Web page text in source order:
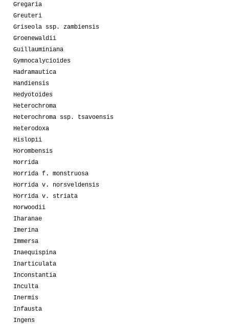
Gregaria
Greuteri
Griseola ssp. zambiensis
Groenewaldii
Guillauminiana
Gymnocalycioides
Hadramautica
Handiensis
Hedyotoides
Heterochroma
Heterochroma ssp. tsavoensis
Heterodoxa
Hislopii
Horombensis
Horrida
Horrida f. monstruosa
Horrida v. norsveldensis
Horrida v. striata
Horwoodii
Iharanae
Imerina
Immersa
Inaequispina
Inarticulata
Inconstantia
Inculta
Inermis
Infausta
Ingens